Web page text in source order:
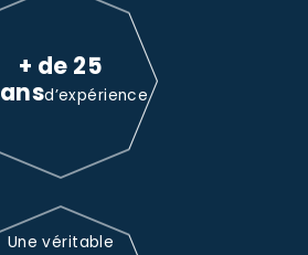
+ de 25
ansd’expérience
Une véritable